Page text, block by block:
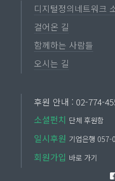
디지털정의네트워크
걸어온 길
함께하는 사람들
오시는 길
후원 안내 : 02-774-
소셜펀치 단체 후원함
일시후원 기업은행
회원가입 바로 가기